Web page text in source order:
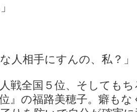
相手にすんの、私？」
戦全国５位、そしても
』の福路美穂子。癖も